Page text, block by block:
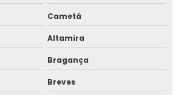
Cametá
Altamira
Bragança
Breves